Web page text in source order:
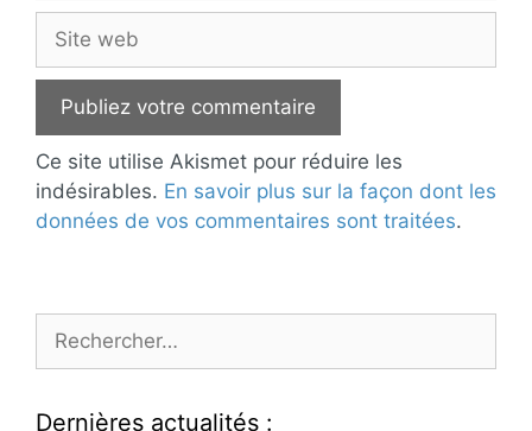
web
Ce site utilise Akismet pour réduire les
indésirables. En savoir plus sur la façon dont les
données de vos commentaires sont traitées.
Rechercher :
Dernières actualités :